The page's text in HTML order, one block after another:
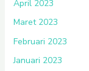
April 2023
Maret 2023
Februari 2023
Januari 2023